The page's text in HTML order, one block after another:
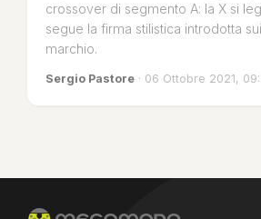
crossover di segmento A: la X si
segue la firma stilistica introdotta
marchio.
Sergio Pastore · 06 Ottobre 2021,